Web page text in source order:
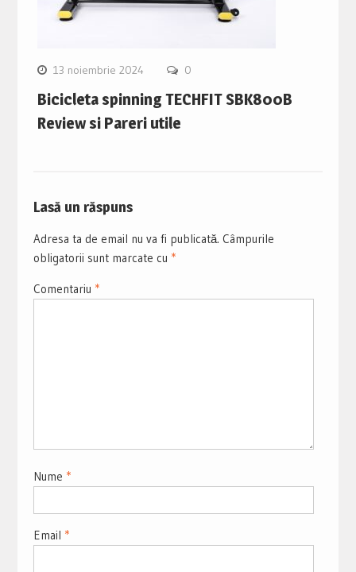
13 noiembrie 2024 0
Bicicleta spinning TECHFIT SBK800B
Review si Pareri utile
Lasă un răspuns
Adresa ta de email nu va fi publicată. Câmpurile
obligatorii sunt marcate cu *
Comentariu *
Nume *
Email *